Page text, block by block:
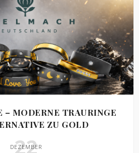
– MODERNE TRAURINGE
ZU GOLD
22
DEZEMBER